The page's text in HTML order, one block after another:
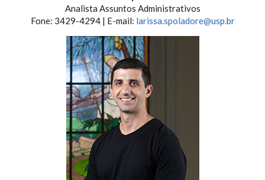
Analista Assuntos Administrativos
Fone: 3429-4294 | E-mail: larissa.spoladore@usp.br